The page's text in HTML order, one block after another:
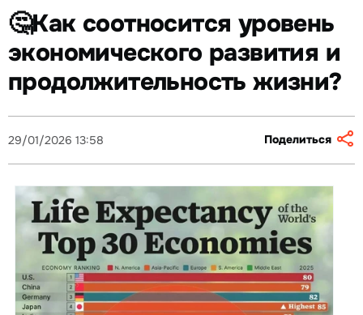
🤔Как соотносится уровень
экономического развития и
продолжительность жизни?
29/01/2026 13:58 Поделиться